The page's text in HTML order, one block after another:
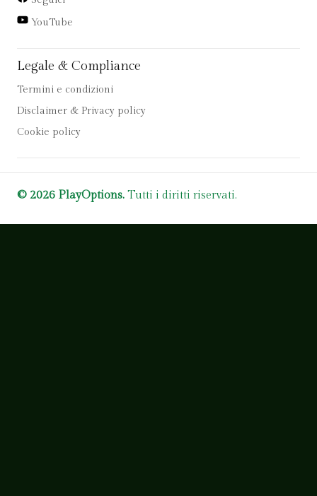
YouTube
Legale & Compliance
Termini e condizioni
Disclaimer & Privacy policy
Cookie policy
© 2026 PlayOptions. Tutti i diritti riservati.